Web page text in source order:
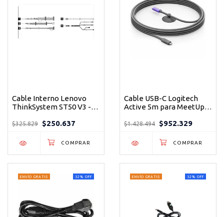
Cable Interno Lenovo
ThinkSystem ST50 V3 -
SATA/RAID
$325.829 $250.637
Cable USB-C Logitech
Active 5m para MeetUp 2
Cable
$1.428.494 $952.329
32 % OFF
ENVÍO GRATIS 32 % OFF
ENVÍO GRATIS